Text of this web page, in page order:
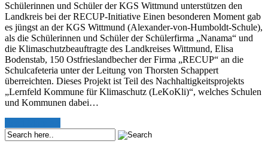
Schülerinnen und Schüler der KGS Wittmund unterstützen den
Landkreis bei der RECUP-Initiative Einen besonderen Moment gab
es jüngst an der KGS Wittmund (Alexander-von-Humboldt-Schule),
als die Schülerinnen und Schüler der Schülerfirma „Nanama“ und
die Klimaschutzbeauftragte des Landkreises Wittmund, Elisa
Bodenstab, 150 Ostfrieslandbecher der Firma „RECUP“ an die
Schulcafeteria unter der Leitung von Thorsten Schappert
überreichten. Dieses Projekt ist Teil des Nachhaltigkeitsprojekts
„Lernfeld Kommune für Klimaschutz (LeKoKli)“, welches Schulen
und Kommunen dabei…